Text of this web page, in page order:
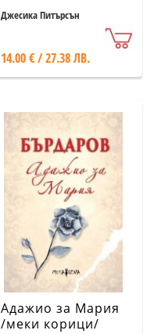
Джесика Питърсън
14.00 € / 27.38 ЛВ.
Адажио за Мария
/меки корици/